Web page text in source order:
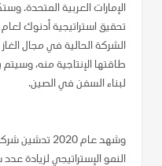
الإمارات العربية المتحدة.
الشركة الحالية في مجال
طاقتها الإنتاجية منه،
لبناء السفن في الصين.
وشهد عام 2020
النمو الإستراتيجي لزيادة